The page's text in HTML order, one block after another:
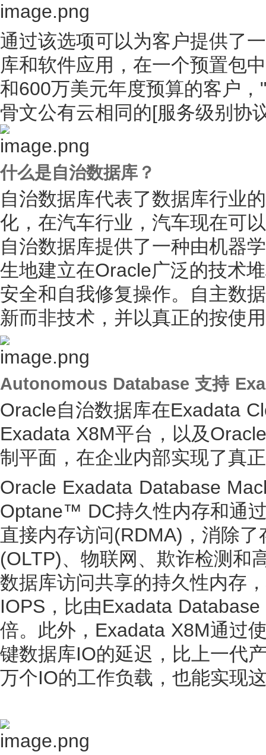
通过该选项可以为客户提供了
库和软件应用，在一个预置包
和600万美元年度预算的客户
骨文公有云相同的[服务级别协
什么是自治数据库？
自治数据库代表了数据库行业
化，在汽车行业，汽车现在可
自治数据库提供了一种由机器
生地建立在Oracle广泛的技术
安全和自我修复操作。自主数
新而非技术，并以真正的按使
Autonomous Database 支持
Oracle自治数据库在Exadata
Exadata X8M平台，以及
制平面，在企业内部实现了真
Oracle Exadata Database
Optane™ DC持久性内存和通
直接内存访问(RDMA)，消除
(OLTP)、物联网、欺诈检测和
数据库访问共享的持久性内存
IOPS，比由Exadata
倍。此外，Exadata X8M通过
键数据库IO的延迟，比上一代
万个IO的工作负载，也能实现